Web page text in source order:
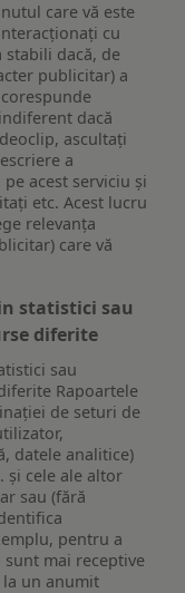
care vă este
cu
dacă, de
publicitar) a
dacă
ascultați
a
acest serviciu și
etc. Acest lucru
relevanța
care vă
statistici sau
diferite
sau
Rapoartele
de seturi de
datele analitice)
și cele ale altor
sau (fără
pentru a
mai receptive
un anumit